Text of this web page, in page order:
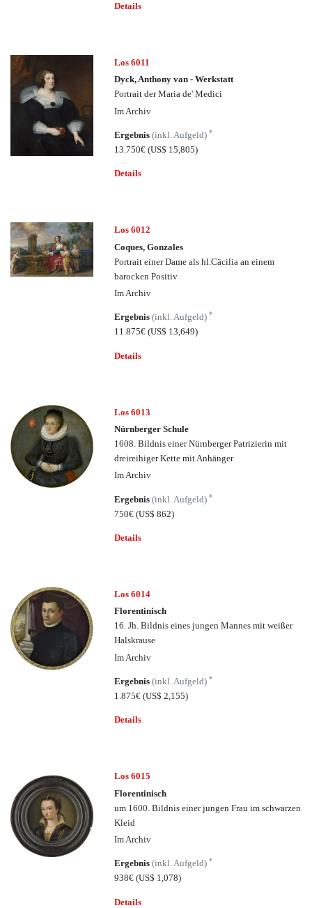
Details
Los 6011
Dyck, Anthony van - Werkstatt
Portrait der Maria de' Medici
Im Archiv
Ergebnis(inkl. Aufgeld)*
13.750€(US$ 15,805)
Details
Los 6012
Coques, Gonzales
Portrait einer Dame als hl.Cäcilia an einem
barocken Positiv
Im Archiv
Ergebnis(inkl. Aufgeld)*
11.875€(US$ 13,649)
Details
Los 6013
Nürnberger Schule
1608. Bildnis einer Nürnberger Patrizierin mit
dreireihiger Kette mit Anhänger
Im Archiv
Ergebnis(inkl. Aufgeld)*
750€(US$ 862)
Details
Los 6014
Florentinisch
16. Jh. Bildnis eines jungen Mannes mit weißer
Halskrause
Im Archiv
Ergebnis(inkl. Aufgeld)*
1.875€(US$ 2,155)
Details
Los 6015
Florentinisch
um 1600. Bildnis einer jungen Frau im schwarzen
Kleid
Im Archiv
Ergebnis(inkl. Aufgeld)*
938€(US$ 1,078)
Details